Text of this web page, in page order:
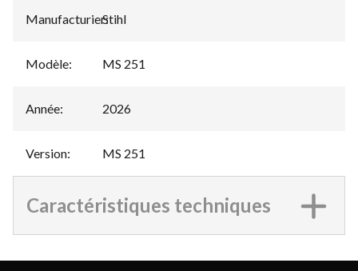
Manufacturier:
Stihl
Modèle: MS 251
Année: 2026
Version: MS 251
Caractéristiques techniques